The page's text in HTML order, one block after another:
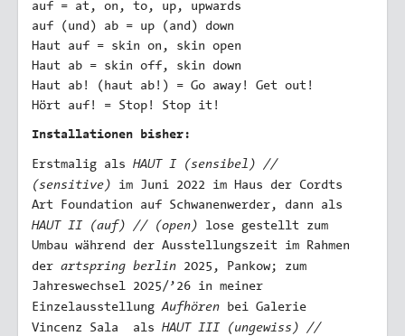
auf = at, on, to, up, upwards
auf (und) ab = up (and) down
Haut auf = skin on, skin open
Haut ab = skin off, skin down
Haut ab! (haut ab!) = Go away! Get out!
Hört auf! = Stop! Stop it!
Installationen bisher:
Erstmalig als HAUT I (sensibel) //
(sensitive) im Juni 2022 im Haus der Cordts
Art Foundation auf Schwanenwerder, dann als
HAUT II (auf) // (open) lose gestellt zum
Umbau während der Ausstellungszeit im Rahmen
der artspring berlin
2025, Pankow; zum
Jahreswechsel 2025/’26 in meiner
EinzelausstellungAufhören bei Galerie
Vincenz Sala als HAUT III (ungewiss) //